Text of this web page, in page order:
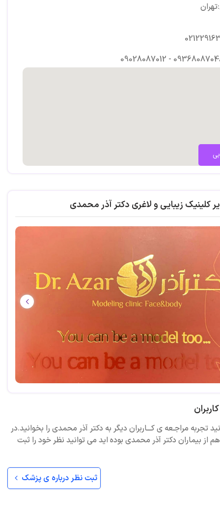
09028087012 -
كلينيك زيبايى و لاغرى دکتر آذر محمدی
تجربه مراجـعه ی کـــاربران دیگر به دكتر آذر محمدی را بخوانید.در
از بیماران دكتر آذر محمدی بوده اید می توانید نظر خود را ثبت
ثبت نظر درباره ی پزشک